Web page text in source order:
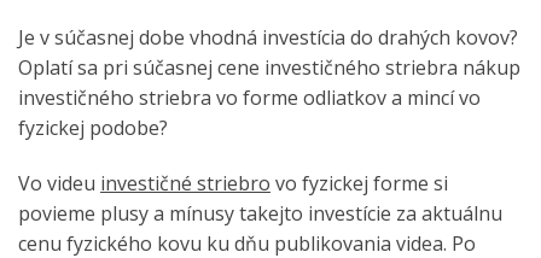
Je v súčasnej dobe vhodná investícia do drahých kovov?
Oplatí sa pri súčasnej cene investičného striebra nákup
investičného striebra vo forme odliatkov a mincí vo
fyzickej podobe?
Vo videu investičné striebro vo fyzickej forme si
povieme plusy a mínusy takejto investície za aktuálnu
cenu fyzického kovu ku dňu publikovania videa. Po